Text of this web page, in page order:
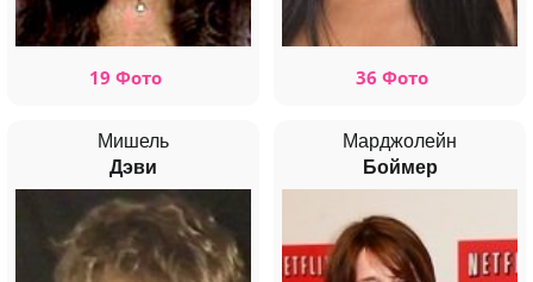
19 Фото 36 Фото
Мишель
Дэви
Марджолейн
Боймер